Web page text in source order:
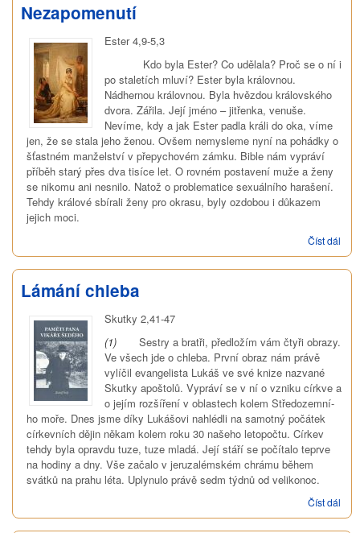
Nezapomenutí
Ester 4,9-5,3
­ Kdo byla Ester? Co udělala? Proč se o ní i
po staletích mluví? Ester byla královnou.
Nádhernou královnou. Byla hvězdou královského
dvora. Zářila. Její jméno – jitřenka, venuše.
Nevíme, kdy a jak Ester padla králi do oka, víme
jen, že se stala jeho ženou. Ovšem nemysleme nyní na pohádky o
šťastném manželství v přepychovém zámku. Bible nám vypráví
příběh starý přes dva tisíce let. O rovném postavení muže a ženy
se nikomu ani nesnilo. Natož o problematice sexuálního harašení.
Tehdy králové sbírali ženy pro okrasu, byly ozdobou i důkazem
jejich moci.
Číst dál
Lámání chleba
Skutky 2,41-47
(1) Sestry a bratři, předložím vám čtyři obrazy.
Ve všech jde o chleba. První obraz nám právě
vylíčil evangelista Lukáš ve své knize nazvané
Skutky apoštolů. Vypráví se v ní o vzniku církve a
o jejím rozšíření v oblastech kolem Středozemní-
ho moře. Dnes jsme díky Lukášovi nahlédli na samotný počátek
církevních dějin někam kolem roku 30 našeho letopočtu. Církev
tehdy byla opravdu tuze, tuze mladá. Její stáří se počítalo teprve
na hodiny a dny. Vše začalo v jeruzalémském chrámu během
svátků na prahu léta. Uplynulo právě sedm týdnů od velikonoc.
Číst dál